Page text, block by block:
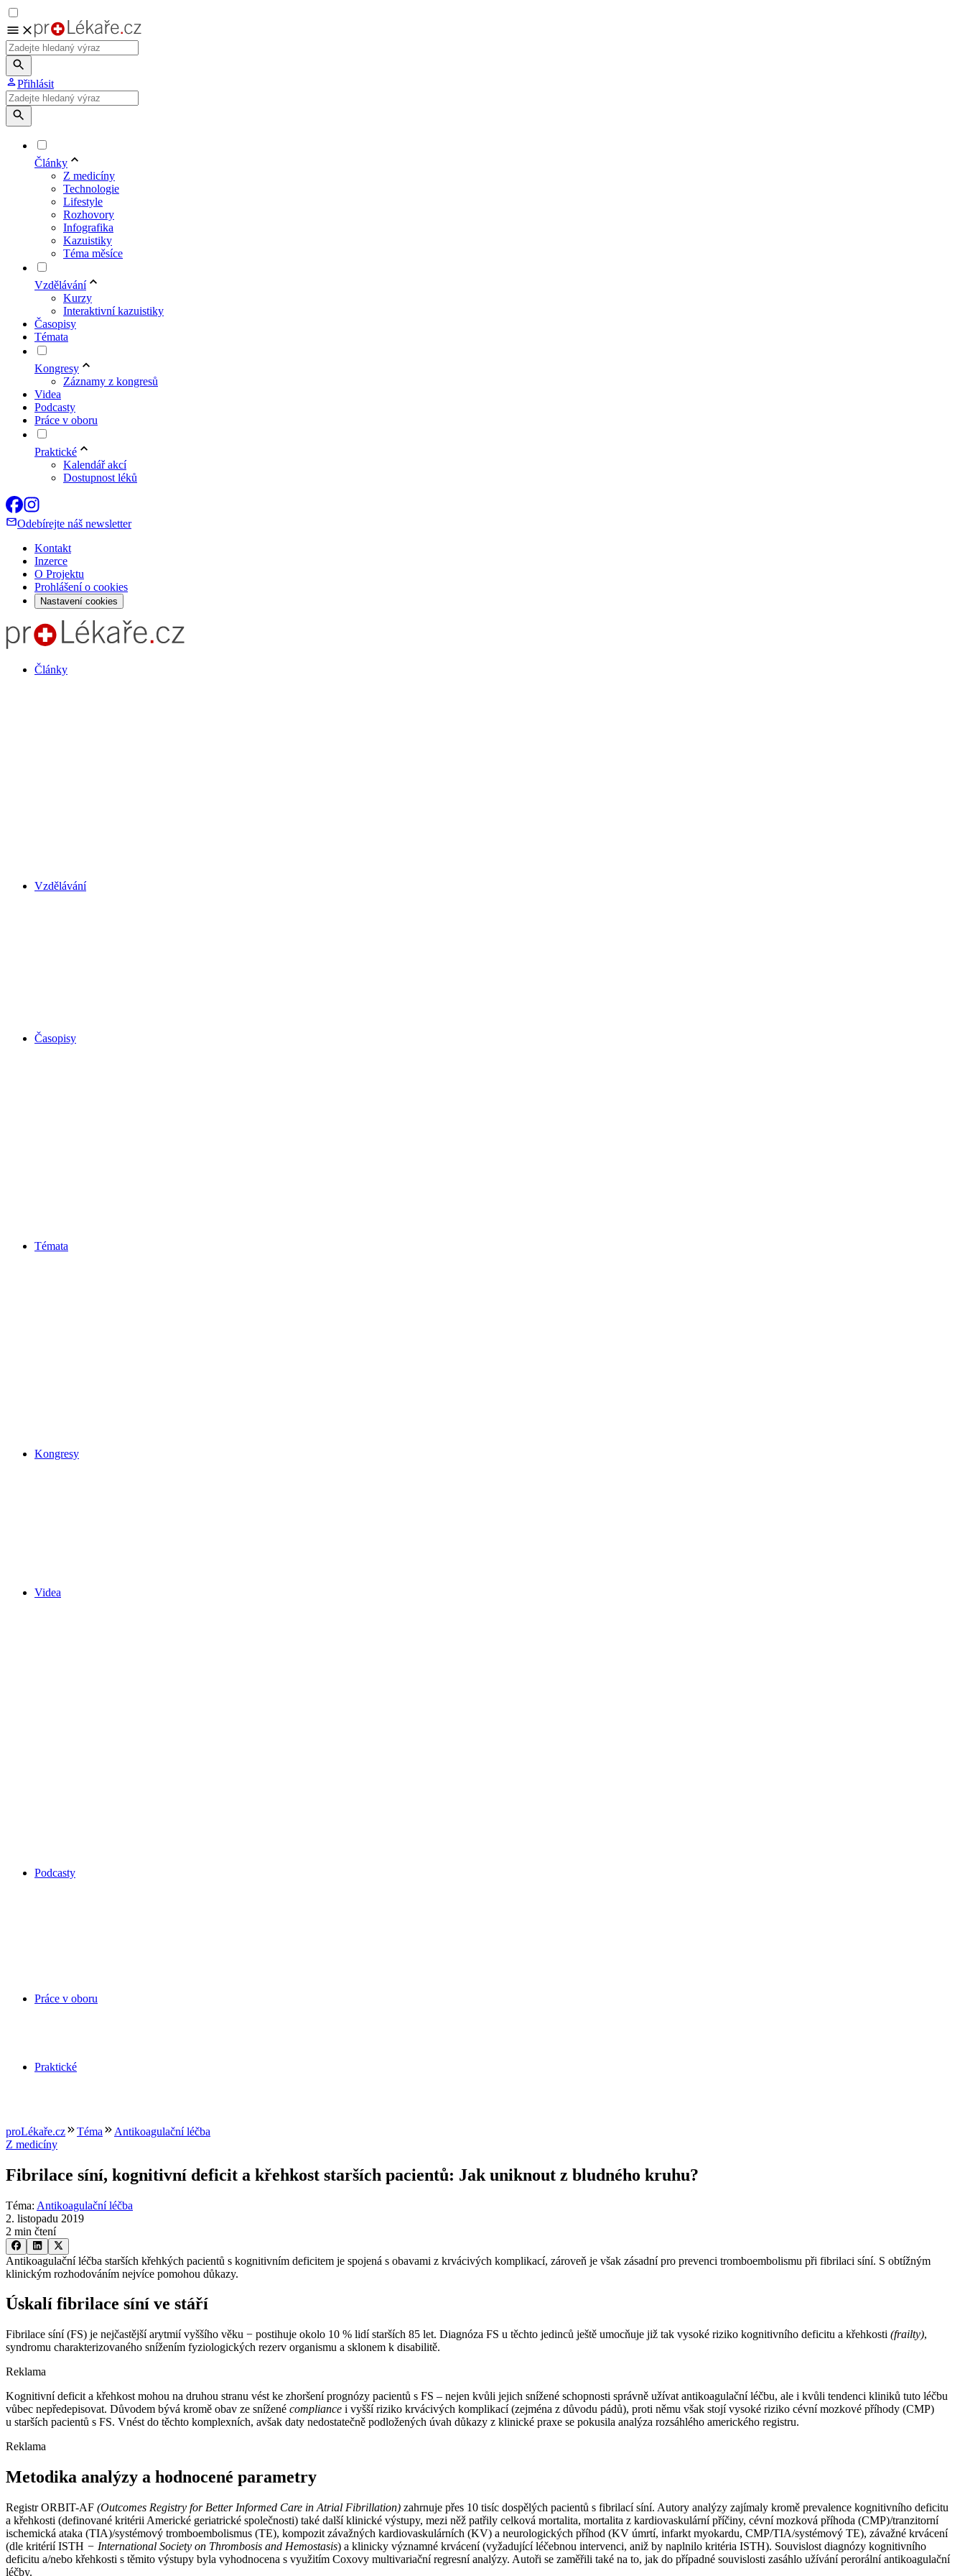
Přihlásit
Články
Z medicíny
Technologie
Lifestyle
Rozhovory
Infografika
Kazuistiky
Téma měsíce
Vzdělávání
Kurzy
Interaktivní kazuistiky
Časopisy
Témata
Kongresy
Záznamy z kongresů
Videa
Podcasty
Práce v oboru
Praktické
Kalendář akcí
Dostupnost léků
Odebírejte náš newsletter
Kontakt
Inzerce
O Projektu
Prohlášení o cookies
Nastavení cookies
Články
Vzdělávání
Časopisy
Témata
Kongresy
Videa
Podcasty
Práce v oboru
Praktické
proLékaře.cz Téma
Antikoagulační léčba
Z medicíny
Fibrilace síní, kognitivní deficit a křehkost starších pacientů: Jak uniknout z bludného kruhu?
Téma: Antikoagulační léčba
2. listopadu 2019
2 min čtení
Antikoagulační léčba starších křehkých pacientů s kognitivním deficitem je spojená s obavami z krvácivých komplikací, zároveň je však zásadní pro prevenci tromboembolismu při fibrilaci síní. S obtížným
klinickým rozhodováním nejvíce pomohou důkazy.
Úskalí fibrilace síní ve stáří
Fibrilace síní (FS) je nejčastější arytmií vyššího věku −⁠ postihuje okolo 10 % lidí starších 85 let. Diagnóza FS u těchto jedinců ještě umocňuje již tak vysoké riziko kognitivního deficitu a křehkosti (frailty),
syndromu charakterizovaného snížením fyziologických rezerv organismu a sklonem k disabilitě.
Reklama
Kognitivní deficit a křehkost mohou na druhou stranu vést ke zhoršení prognózy pacientů s FS –⁠ nejen kvůli jejich snížené schopnosti správně užívat antikoagulační léčbu, ale i kvůli tendenci kliniků tuto léčbu
vůbec nepředepisovat. Důvodem bývá kromě obav ze snížené compliance i vyšší riziko krvácivých komplikací (zejména z důvodu pádů), proti němu však stojí vysoké riziko cévní mozkové příhody (CMP)
u starších pacientů s FS. Vnést do těchto komplexních, avšak daty nedostatečně podložených úvah důkazy z klinické praxe se pokusila analýza rozsáhlého amerického registru.
Reklama
Metodika analýzy a hodnocené parametry
Registr ORBIT-AF (Outcomes Registry for Better Informed Care in Atrial Fibrillation) zahrnuje přes 10 tisíc dospělých pacientů s fibrilací síní. Autory analýzy zajímaly kromě prevalence kognitivního deficitu
a křehkosti (definované kritérii Americké geriatrické společnosti) také další klinické výstupy, mezi něž patřily celková mortalita, mortalita z kardiovaskulární příčiny, cévní mozková příhoda (CMP)/tranzitorní
ischemická ataka (TIA)/systémový tromboembolismus (TE), kompozit závažných kardiovaskulárních (KV) a neurologických příhod (KV úmrtí, infarkt myokardu, CMP/TIA/systémový TE), závažné krvácení
(dle kritérií ISTH −⁠ International Society on Thrombosis and Hemostasis) a klinicky významné krvácení (vyžadující léčebnou intervenci, aniž by naplnilo kritéria ISTH). Souvislost diagnózy kognitivního
deficitu a/nebo křehkosti s těmito výstupy byla vyhodnocena s využitím Coxovy multivariační regresní analýzy. Autoři se zaměřili také na to, jak do případné souvislosti zasáhlo užívání perorální antikoagulační
léčby.